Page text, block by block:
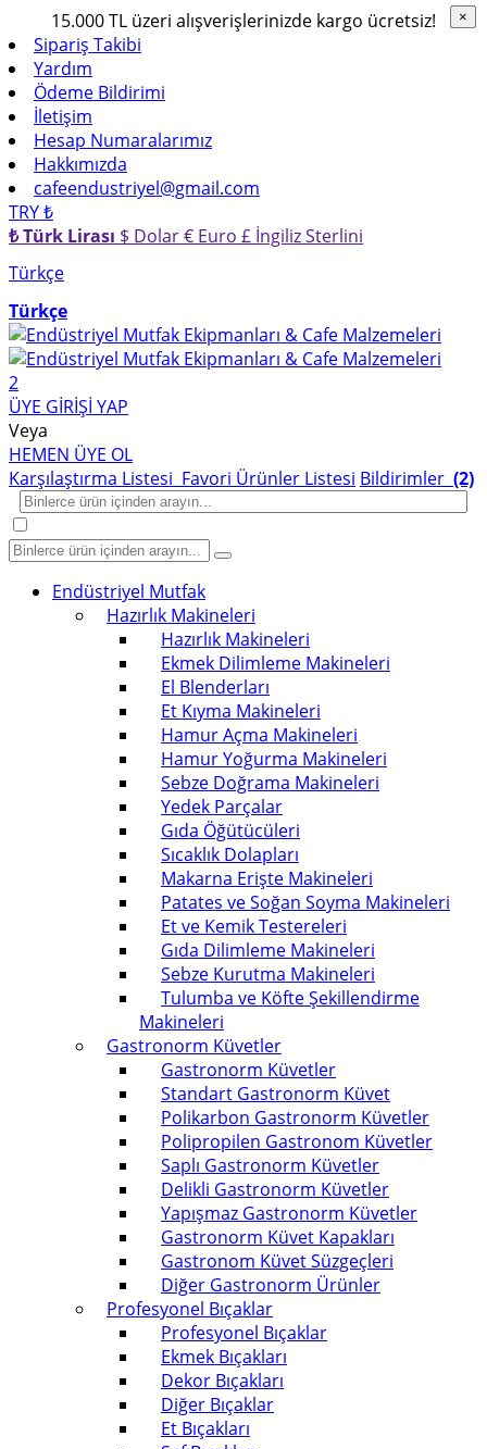
15.000 TL üzeri alışverişlerinizde kargo ücretsiz!
Sipariş Takibi
Yardım
Ödeme Bildirimi
İletişim
Hesap Numaralarımız
Hakkımızda
cafeendustriyel@gmail.com
TRY ₺
₺ Türk Lirası $ Dolar€ Euro £ İngiliz Sterlini
Türkçe
Türkçe
2
ÜYE GİRİŞİ YAP
Veya
HEMEN ÜYE OL
Karşılaştırma Listesi Favori Ürünler Listesi Bildirimler (2)
Endüstriyel Mutfak
Hazırlık Makineleri
Hazırlık Makineleri
Ekmek Dilimleme Makineleri
El Blenderları
Et Kıyma Makineleri
Hamur Açma Makineleri
Hamur Yoğurma Makineleri
Sebze Doğrama Makineleri
Yedek Parçalar
Gıda Öğütücüleri
Sıcaklık Dolapları
Makarna Erişte Makineleri
Patates ve Soğan Soyma Makineleri
Et ve Kemik Testereleri
Gıda Dilimleme Makineleri
Sebze Kurutma Makineleri
Tulumba ve Köfte Şekillendirme
Makineleri
Gastronorm Küvetler
Gastronorm Küvetler
Standart Gastronorm Küvet
Polikarbon Gastronorm Küvetler
Polipropilen Gastronom Küvetler
Saplı Gastronorm Küvetler
Delikli Gastronorm Küvetler
Yapışmaz Gastronorm Küvetler
Gastronorm Küvet Kapakları
Gastronom Küvet Süzgeçleri
Diğer Gastronorm Ürünler
Profesyonel Bıçaklar
Profesyonel Bıçaklar
Ekmek Bıçakları
Dekor Bıçakları
Diğer Bıçaklar
Et Bıçakları
×
×